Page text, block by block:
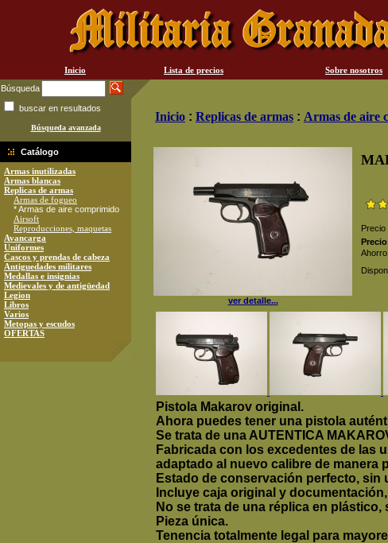
Inicio Lista de precios Sobre nosotros
Búsqueda
buscar en resultados
Búsqueda avanzada
Catálogo
Armas inutilizadas
Armas blancas
Replicas de armas
Armas de fogueo
* Armas de aire comprimido
Airsoft
Reproducciones, maquetas
Avancarga
Uniformes
Cascos y prendas de cabeza
Antiguedades militares
Medallas e insignias
Medievales y de antigüedad
Legion
Libros
Varios
Metopas y escudos
OFERTAS
Inicio : Replicas de armas : Armas de aire
ver detalle...
Precio
Ahorro:
Pistola Makarov original.
Ahora puedes tener una pistola
Se trata de una AUTENTICA
Fabricada con los excedentes de las
adaptado al nuevo calibre de manera
Estado de conservación perfecto, sin
Incluye caja original y
No se trata de una réplica en
Pieza única.
Tenencia totalmente legal para